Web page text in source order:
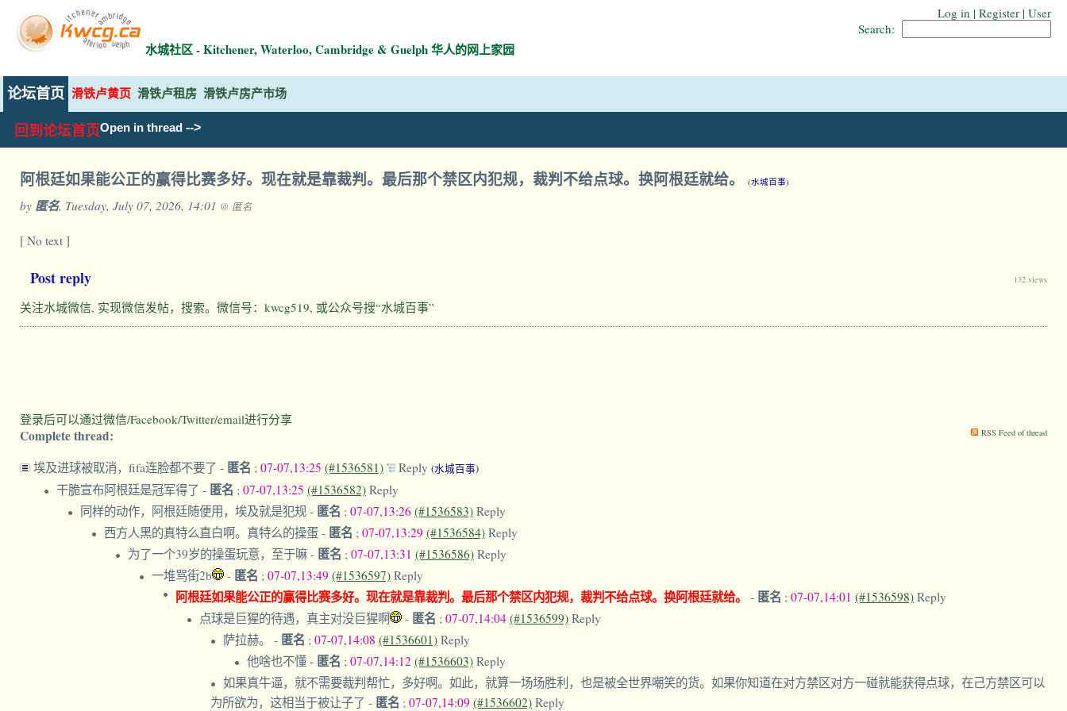
水城社区 - Kitchener, Waterloo, Cambridge & Guelph 华人的网上家园
Log in | Register | User
Search:
论坛首页 滑铁卢黄页 滑铁卢租房 滑铁卢房产市场
回到论坛首页Open in thread -->
阿根廷如果能公正的赢得比赛多好。现在就是靠裁判。最后那个禁区内犯规，裁判不给点球。换阿根廷就给。 (水城百事)
by 匿名, Tuesday, July 07, 2026, 14:01 @ 匿名
[ No text ]
Post reply 132 views
关注水城微信, 实现微信发帖，搜索。微信号：kwcg519, 或公众号搜“水城百事”
登录后可以通过微信/Facebook/Twitter/email进行分享
Complete thread: RSS Feed of thread
埃及进球被取消，fifa连脸都不要了 - 匿名 ; 07-07,13:25 (#1536581) Reply (水城百事)
干脆宣布阿根廷是冠军得了 - 匿名 ; 07-07,13:25 (#1536582) Reply
同样的动作，阿根廷随便用，埃及就是犯规 - 匿名 ; 07-07,13:26 (#1536583) Reply
西方人黑的真特么直白啊。真特么的操蛋 - 匿名 ; 07-07,13:29 (#1536584) Reply
为了一个39岁的操蛋玩意，至于嘛 - 匿名 ; 07-07,13:31 (#1536586) Reply
一堆骂街2b
- 匿名 ; 07-07,13:49 (#1536597) Reply
阿根廷如果能公正的赢得比赛多好。现在就是靠裁判。最后那个禁区内犯规，裁判不给点球。换阿根廷就给。 - 匿名 ; 07-07,14:01 (#1536598) Reply
点球是巨猩的待遇，真主对没巨猩啊
- 匿名 ; 07-07,14:04 (#1536599) Reply
萨拉赫。 - 匿名 ; 07-07,14:08 (#1536601) Reply
他啥也不懂 - 匿名 ; 07-07,14:12 (#1536603) Reply
如果真牛逼，就不需要裁判帮忙，多好啊。如此，就算一场场胜利，也是被全世界嘲笑的货。如果你知道在对方禁区对方一碰就能获得点球，在己方禁区可以
为所欲为，这相当于被让子了 - 匿名 ; 07-07,14:09 (#1536602) Reply